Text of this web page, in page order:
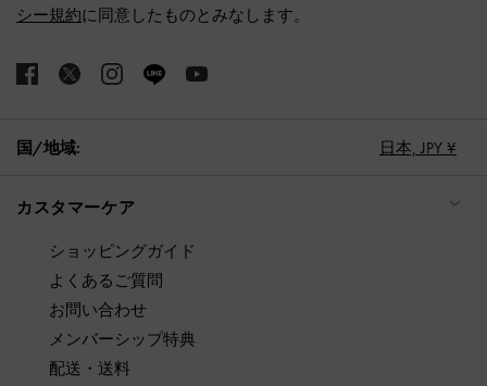
シー規約に同意したものとみなします。
国/地域: 日本, JPY ¥
カスタマーケア
ショッピングガイド
よくあるご質問
お問い合わせ
メンバーシップ特典
配送・送料